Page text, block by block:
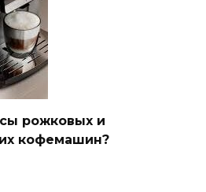
рожковых и
кофемашин?